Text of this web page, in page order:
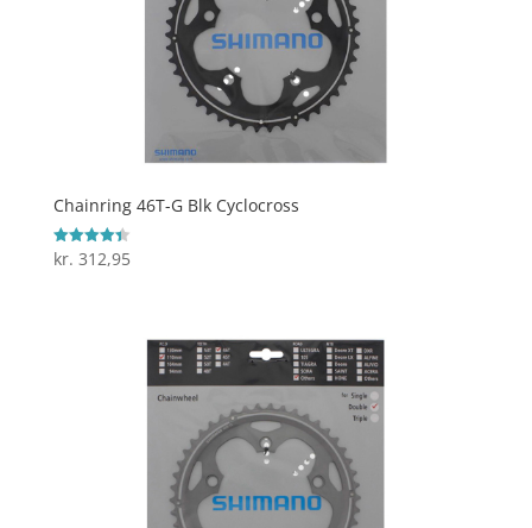
Chainring 46T-G Blk Cyclocross
Vurderet
4.4
kr. 312,95